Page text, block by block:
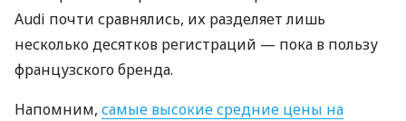
Audi почти сравнялись, их разделяет лишь
несколько десятков регистраций — пока в пользу
французского бренда.
Напомним, самые высокие средние цены на